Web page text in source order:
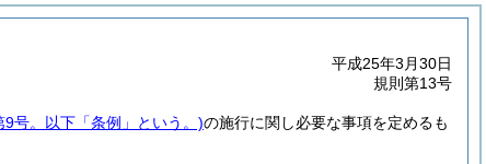
平成25年3月30日
規則第13号
号。以下「条例」という。)の施行に関し必要な事項を定めるも